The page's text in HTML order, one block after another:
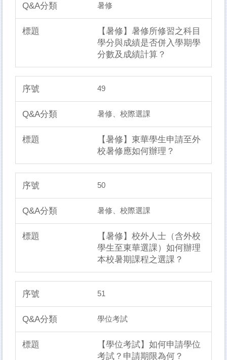
暑修
【暑修】暑修所修習之科目
學分與成績是否併入學期學
分數及成績計算？
49
暑修、校際選課
【暑修】東華學生申請至外
校暑修應如何辦理？
50
暑修、校際選課
【暑修】校外人士（含外校
學生至東華選課）如何辦理
本校暑期課程之選課？
51
學位考試
【學位考試】如何申請學位
考試？申請期限為何？